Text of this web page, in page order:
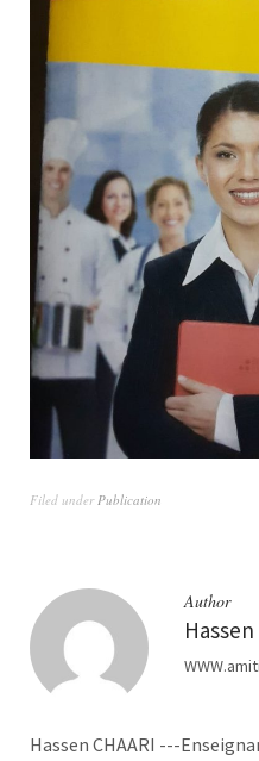
Filed under Publication
Author
Hassen
Hassen CHAARI ---